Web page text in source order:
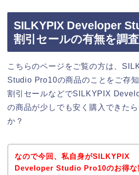
SILKYPIX Developer
割引セールの有無を調
こちらのページをご覧の方は、
Studio Pro10の商品のことをご存知
割引セールなどでSILKYPIX
の商品が少しでも安く購入できた
か？
なので今回、私自身がSILKYPIX
Developer Studio Pro10のお得な